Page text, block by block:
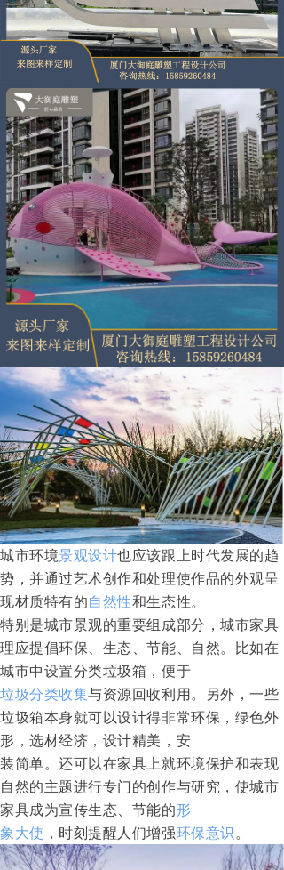
城市环境景观设计也应该跟上时代发展的趋
势，并通过艺术创作和处理使作品的外观呈
现材质特有的自然性和生态性。
特别是城市景观的重要组成部分，城市家具
理应提倡环保、生态、节能、自然。比如在
城市中设置分类垃圾箱，便于
垃圾分类收集与资源回收利用。另外，一些
垃圾箱本身就可以设计得非常环保，绿色外
形，选材经济，设计精美，安
装简单。还可以在家具上就环境保护和表现
自然的主题进行专门的创作与研究，使城市
家具成为宣传生态、节能的形
象大使 ，时刻提醒人们增强环保意识。